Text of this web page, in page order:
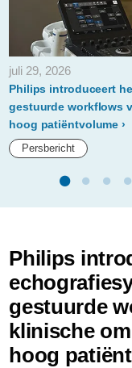
juli 29, 2026
Philips introduceert
gestuurde workflows
hoog patiëntvolume
Persbericht
Philips
gestuurde
klinische
hoog